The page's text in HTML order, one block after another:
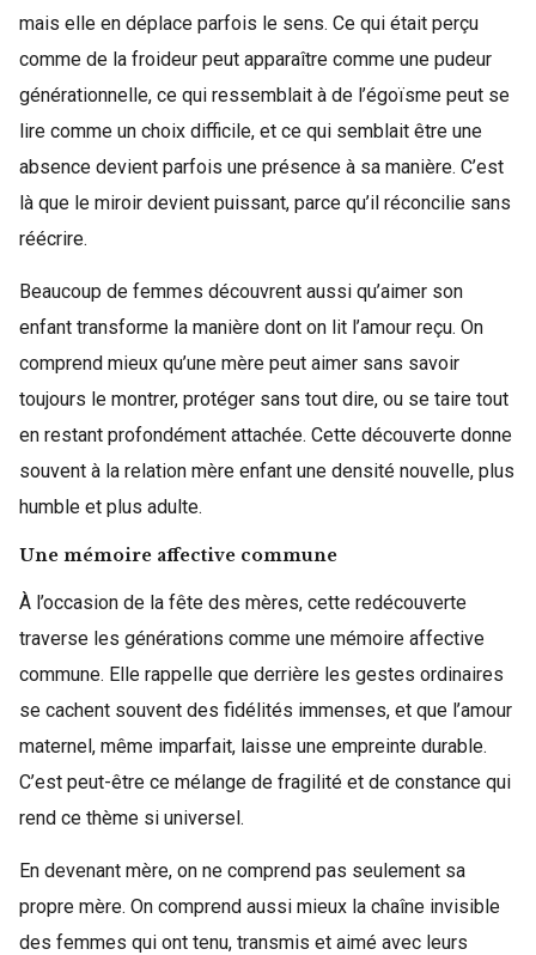
mais elle en déplace parfois le sens. Ce qui était perçu
comme de la froideur peut apparaître comme une pudeur
générationnelle, ce qui ressemblait à de l’égoïsme peut se
lire comme un choix difficile, et ce qui semblait être une
absence devient parfois une présence à sa manière. C’est
là que le miroir devient puissant, parce qu’il réconcilie sans
réécrire.
Beaucoup de femmes découvrent aussi qu’aimer son
enfant transforme la manière dont on lit l’amour reçu. On
comprend mieux qu’une mère peut aimer sans savoir
toujours le montrer, protéger sans tout dire, ou se taire tout
en restant profondément attachée. Cette découverte donne
souvent à la relation mère enfant une densité nouvelle, plus
humble et plus adulte.
Une mémoire affective commune
À l’occasion de la fête des mères, cette redécouverte
traverse les générations comme une mémoire affective
commune. Elle rappelle que derrière les gestes ordinaires
se cachent souvent des fidélités immenses, et que l’amour
maternel, même imparfait, laisse une empreinte durable.
C’est peut-être ce mélange de fragilité et de constance qui
rend ce thème si universel.
En devenant mère, on ne comprend pas seulement sa
propre mère. On comprend aussi mieux la chaîne invisible
des femmes qui ont tenu, transmis et aimé avec leurs